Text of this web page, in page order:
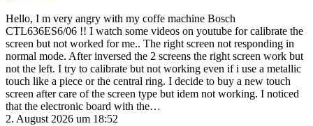
Hello, I m very angry with my coffe machine Bosch
CTL636ES6/06 !! I watch some videos on youtube for calibrate the
screen but not worked for me.. The right screen not responding in
normal mode. After inversed the 2 screens the right screen work but
not the left. I try to calibrate but not working even if i use a metallic
touch like a piece or the central ring. I decide to buy a new touch
screen after care of the screen type but idem not working. I noticed
that the electronic board with the…
2. August 2026 um 18:52